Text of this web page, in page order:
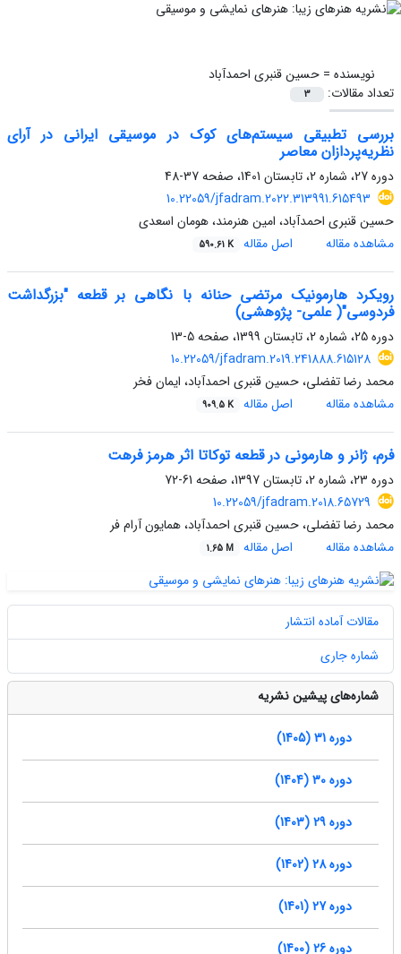
نویسنده =حسین قنبری احمدآباد
تعداد مقالات:
3
بررسی تطبیقی سیستم‌های کوک در موسیقی ایرانی در آرای
نظریه‌پردازان معاصر
دوره 27، شماره 2، تابستان 1401، صفحه
37-48
10.22059/jfadram.2022.313991.615493
حسین قنبری احمدآباد، امین هنرمند، هومان اسعدی
مشاهده مقاله
اصل مقاله 590.61 K
رویکرد هارمونیک مرتضی حنانه با نگاهی بر قطعه "بزرگداشت
فردوسی"( علمی- پژوهشی)
دوره 25، شماره 2، تابستان 1399، صفحه
5-13
10.22059/jfadram.2019.241888.615128
محمد رضا تفضلی، حسین قنبری احمدآباد، ایمان فخر
مشاهده مقاله
اصل مقاله 909.5 K
فرم، ژانر و هارمونی در قطعه توکاتا اثر هرمز فرهت
دوره 23، شماره 2، تابستان 1397، صفحه
61-72
10.22059/jfadram.2018.65729
محمد رضا تفضلی، حسین قنبری احمدآباد، همایون آرام فر
مشاهده مقاله
اصل مقاله 1.65 M
مقالات آماده انتشار
شماره جاری
شماره‌های پیشین نشریه
دوره 31 (1405)
دوره 30 (1404)
دوره 29 (1403)
دوره 28 (1402)
دوره 27 (1401)
دوره 26 (1400)